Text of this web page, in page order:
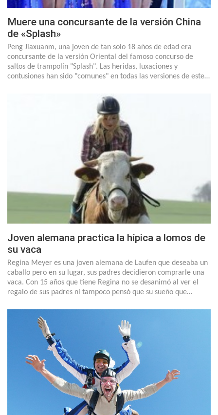
Muere una concursante de la versión China
de «Splash»
Peng Jiaxuanm, una joven de tan solo 18 años de edad era
concursante de la versión Oriental del famoso concurso de
saltos de trampolín "Splash". Las heridas, luxaciones y
contusiones han sido "comunes" en todas las versiones de este…
Joven alemana practica la hípica a lomos de
su vaca
Regina Meyer es una joven alemana de Laufen que deseaba un
caballo pero en su lugar, sus padres decidieron comprarle una
vaca. Con 15 años que tiene Regina no se desanimó al ver el
regalo de sus padres ni tampoco pensó que su sueño que…